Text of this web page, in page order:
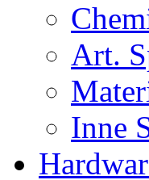
Art.
Inne